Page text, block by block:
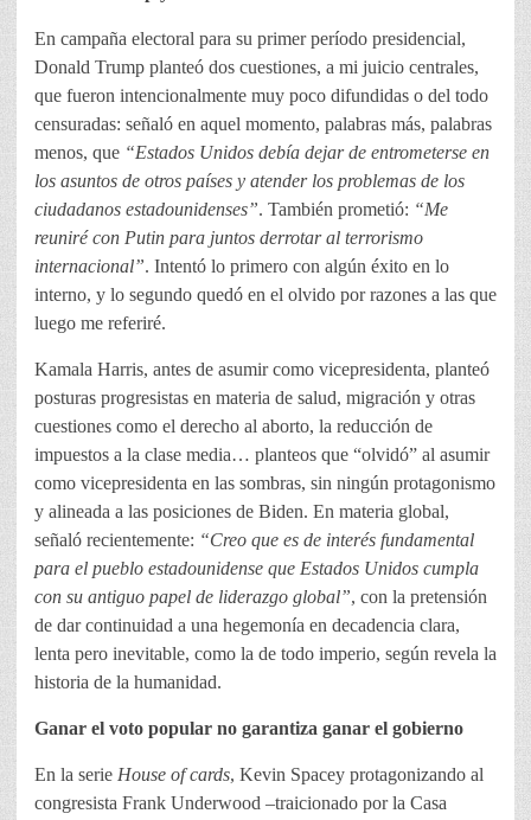
En campaña electoral para su primer período presidencial,
Donald Trump planteó dos cuestiones, a mi juicio centrales,
que fueron intencionalmente muy poco difundidas o del todo
censuradas: señaló en aquel momento, palabras más, palabras
menos, que “Estados Unidos debía dejar de entrometerse en
los asuntos de otros países y atender los problemas de los
ciudadanos estadounidenses”. También prometió: “Me
reuniré con Putin para juntos derrotar al terrorismo
internacional”. Intentó lo primero con algún éxito en lo
interno, y lo segundo quedó en el olvido por razones a las que
luego me referiré.
Kamala Harris, antes de asumir como vicepresidenta, planteó
posturas progresistas en materia de salud, migración y otras
cuestiones como el derecho al aborto, la reducción de
impuestos a la clase media… planteos que “olvidó” al asumir
como vicepresidenta en las sombras, sin ningún protagonismo
y alineada a las posiciones de Biden. En materia global,
señaló recientemente: “Creo que es de interés fundamental
para el pueblo estadounidense que Estados Unidos cumpla
con su antiguo papel de liderazgo global”, con la pretensión
de dar continuidad a una hegemonía en decadencia clara,
lenta pero inevitable, como la de todo imperio, según revela la
historia de la humanidad.
Ganar el voto popular no garantiza ganar el gobierno
En la serie House of cards, Kevin Spacey protagonizando al
congresista Frank Underwood –traicionado por la Casa